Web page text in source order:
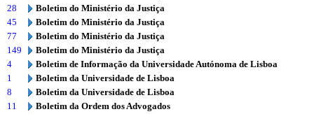
28
Boletim do Ministério da Justiça
45
Boletim do Ministério da Justiça
77
Boletim do Ministério da Justiça
149
Boletim do Ministério da Justiça
4
Boletim de Informação da Universidade Autónoma de Lisboa
1
Boletim da Universidade de Lisboa
8
Boletim da Universidade de Lisboa
11
Boletim da Ordem dos Advogados